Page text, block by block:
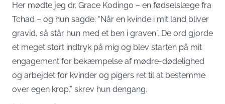
Her mødte jeg dr. Grace Kodingo – en fødselslæge fra
Tchad – og hun sagde: “Når en kvinde i mit land bliver
gravid, så står hun med et ben i graven”. De ord gjorde
et meget stort indtryk på mig og blev starten på mit
engagement for bekæmpelse af mødre-dødelighed
og arbejdet for kvinder og pigers ret til at bestemme
over egen krop,” skrev hun dengang.